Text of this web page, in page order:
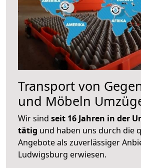
Transport von
und Möbeln
Wir sind seit 16 Jahren in der
tätig und haben uns durch die
Angebote als zuverlässiger
Ludwigsburg erwiesen.